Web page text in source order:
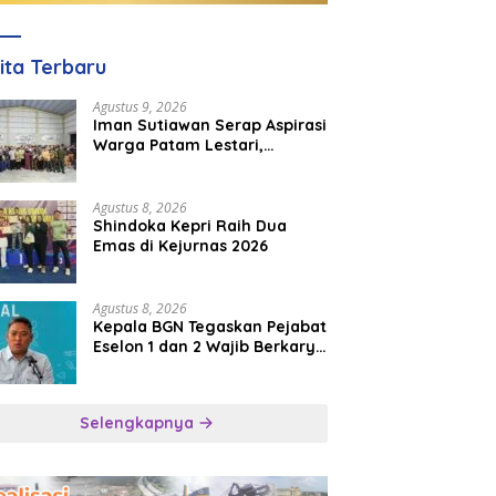
Terbaru
Agustus 9, 2026
Iman Sutiawan Serap Aspirasi
Warga Patam Lestari,
Agustus 8, 2026
Shindoka Kepri Raih Dua
Emas di Kejurnas 2026
Agustus 8, 2026
Kepala BGN Tegaskan Pejabat
Eselon 1 dan 2 Wajib Berkarya
Selengkapnya